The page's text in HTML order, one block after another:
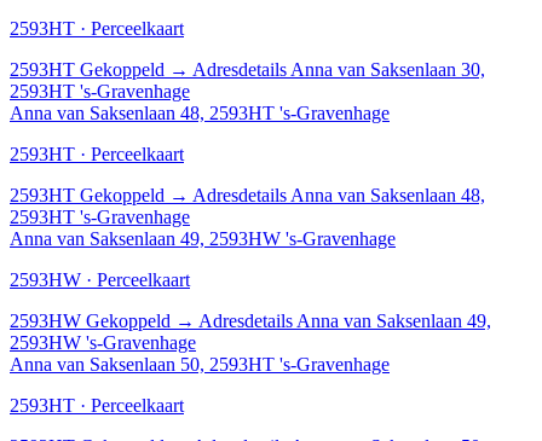
2593HT · Perceelkaart
2593HT Gekoppeld → Adresdetails Anna van Saksenlaan 30,
2593HT 's-Gravenhage
Anna van Saksenlaan 48, 2593HT 's-Gravenhage
2593HT · Perceelkaart
2593HT Gekoppeld → Adresdetails Anna van Saksenlaan 48,
2593HT 's-Gravenhage
Anna van Saksenlaan 49, 2593HW 's-Gravenhage
2593HW · Perceelkaart
2593HW Gekoppeld → Adresdetails Anna van Saksenlaan 49,
2593HW 's-Gravenhage
Anna van Saksenlaan 50, 2593HT 's-Gravenhage
2593HT · Perceelkaart